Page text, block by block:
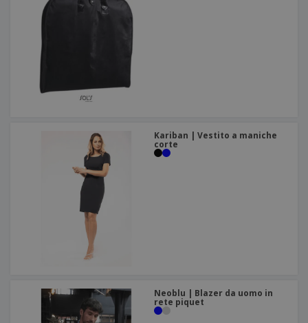
Kariban | Vestito a maniche
corte
Neoblu | Blazer da uomo in
rete piquet